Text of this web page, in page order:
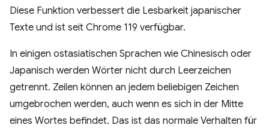
Diese Funktion verbessert die Lesbarkeit japanischer
Texte und ist seit Chrome 119 verfügbar.
In einigen ostasiatischen Sprachen wie Chinesisch oder
Japanisch werden Wörter nicht durch Leerzeichen
getrennt. Zeilen können an jedem beliebigen Zeichen
umgebrochen werden, auch wenn es sich in der Mitte
eines Wortes befindet. Das ist das normale Verhalten für